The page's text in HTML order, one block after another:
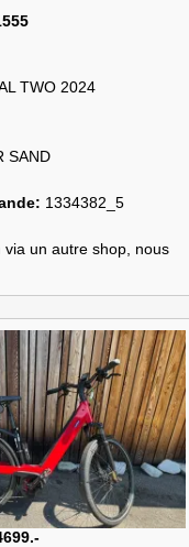
TWO 2024
SAND
1334382_5
via un autre shop, nous